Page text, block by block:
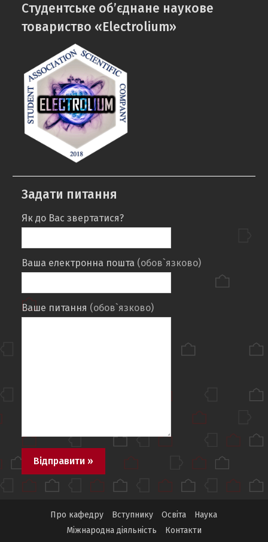
кафедри
mail
Cтудентське об’єднане наукове
товариство «Electrolium»
Задати питання
Як до Вас звертатися?
Ваша електронна пошта (обов`язково)
Ваше питання (обов`язково)
Про кафедру Вступнику Освіта
Наука
Міжнародна діяльність
Контакти